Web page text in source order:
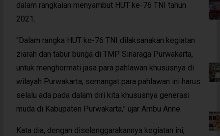
dalam rangkaian menyambut HUT ke-76 TNI tahun
2021.
“Dalam rangka HUT ke-76 TNI dilaksanakan kegiatan
ziarah dan tabur bunga di TMP Sinaraga Purwakarta,
untuk menghormati jasa para pahlawan khususnya di
wilayah Purwakarta, semangat para pahlawan ini harus
selalu ada pada dalam diri kita khususnya generasi
muda di Kabupaten Purwakarta,” ujar Ambu Anne.
Kata dia, dengan diselenggarakannya kegiatan ini,